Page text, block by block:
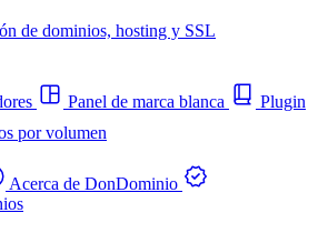
de dominios, hosting y SSL
Panel de marca blanca
Plugin
por volumen
Acerca de DonDominio